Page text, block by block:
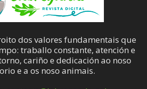
dos valores fundamentais que
traballo constante, atención e
cariño e dedicación ao noso
e a os noso animais.